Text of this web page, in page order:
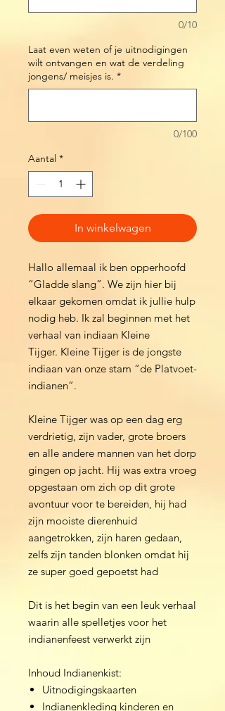
0/10
Laat even weten of je uitnodigingen
wilt ontvangen en wat de verdeling
jongens/ meisjes is. *
0/100
Aantal *
In winkelwagen
Hallo allemaal ik ben opperhoofd
“Gladde slang”. We zijn hier bij
elkaar gekomen omdat ik jullie hulp
nodig heb. Ik zal beginnen met het
verhaal van indiaan Kleine
Tijger. Kleine Tijger is de jongste
indiaan van onze stam “de Platvoet-
indianen”.
Kleine Tijger was op een dag erg
verdrietig, zijn vader, grote broers
en alle andere mannen van het dorp
gingen op jacht. Hij was extra vroeg
opgestaan om zich op dit grote
avontuur voor te bereiden, hij had
zijn mooiste dierenhuid
aangetrokken, zijn haren gedaan,
zelfs zijn tanden blonken omdat hij
ze super goed gepoetst had
Dit is het begin van een leuk verhaal
waarin alle spelletjes voor het
indianenfeest verwerkt zijn
Inhoud Indianenkist:
Uitnodigingskaarten
Indianenkleding kinderen en